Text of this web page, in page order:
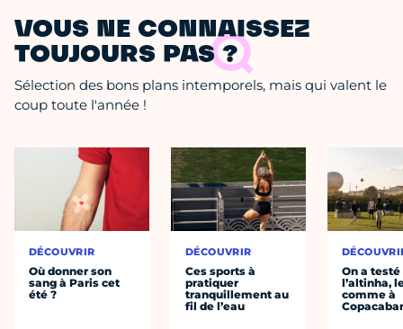
VOUS NE CONNAISSEZ
TOUJOURS PAS ?
Sélection des bons plans intemporels, mais qui valent le
coup toute l'année !
DÉCOUVRIR
Où donner son
sang à Paris cet
été ?
DÉCOUVRIR
Ces sports à
pratiquer
tranquillement au
fil de l’eau
On a testé
l’altinha,
comme à